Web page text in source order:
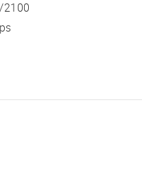
2100